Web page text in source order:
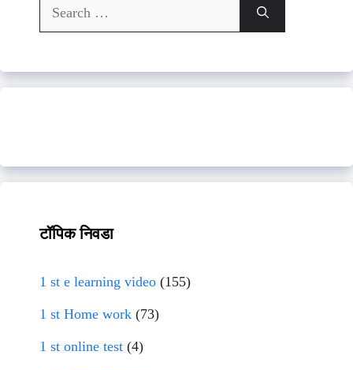
Search
for:
टॉपिक निवडा
1 st e learning video (155)
1 st Home work (73)
1 st online test (4)